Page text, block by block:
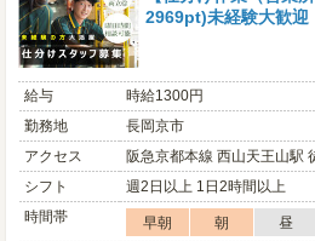
2969pt)未経験大歓
給与
時給1300円
勤務地
長岡京市
アクセス
阪急京都本線 西山天王山駅
シフト
週2日以上 1日2時間以上
時間帯
早朝 朝 昼